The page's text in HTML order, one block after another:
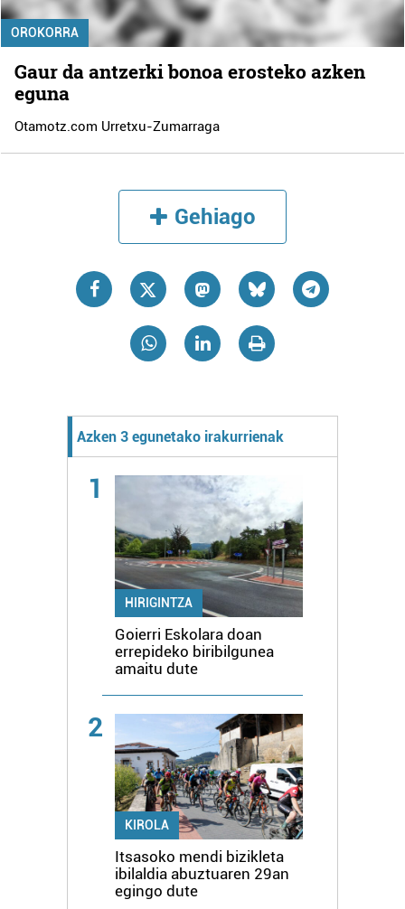
OROKORRA
Gaur da antzerki bonoa erosteko azken
eguna
Otamotz.com Urretxu-Zumarraga
Gehiago
Azken 3 egunetako irakurrienak
1
HIRIGINTZA
Goierri Eskolara doan
errepideko biribilgunea
amaitu dute
2
KIROLA
Itsasoko mendi bizikleta
ibilaldia abuztuaren 29an
egingo dute